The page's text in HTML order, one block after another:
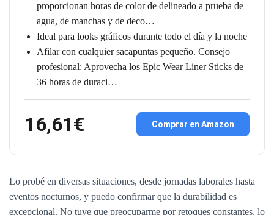
proporcionan horas de color de delineado a prueba de
agua, de manchas y de deco…
Ideal para looks gráficos durante todo el día y la noche
Afilar con cualquier sacapuntas pequeño. Consejo
profesional: Aprovecha los Epic Wear Liner Sticks de
36 horas de duraci…
16,61€ Comprar en Amazon
Lo probé en diversas situaciones, desde jornadas laborales hasta
eventos nocturnos, y puedo confirmar que la durabilidad es
excepcional. No tuve que preocuparme por retoques constantes, lo